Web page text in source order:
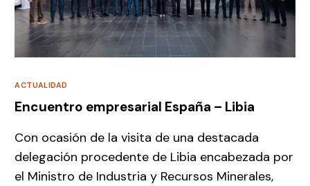
ACTUALIDAD
Encuentro empresarial España – Libia
Con ocasión de la visita de una destacada
delegación procedente de Libia encabezada por
el Ministro de Industria y Recursos Minerales,